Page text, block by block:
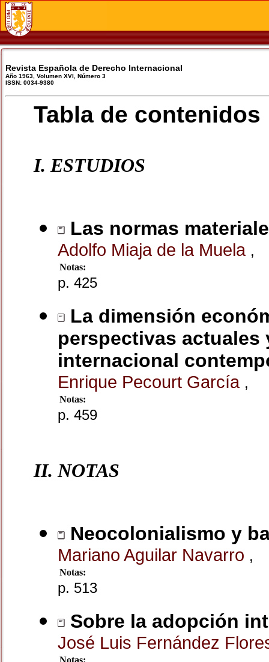
Revista Española de Derecho Internacional
Año 1963, Volumen XVI, Número 3
ISSN: 0034-9380
Tabla de contenidos
I. ESTUDIOS
Las normas
Adolfo Miaja de la Muela ,
Notas:
p. 425
La dimensión
perspectivas actuales
internacional
Enrique Pecourt García ,
Notas:
p. 459
II. NOTAS
Neocolonialismo y
Mariano Aguilar Navarro ,
Notas:
p. 513
Sobre la adopción
José Luis Fernández
Notas: